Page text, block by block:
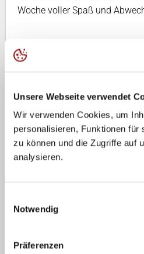
Unsere Webseite verwendet
Wir verwenden Cookies, um
personalisieren, Funktionen für
zu können und die Zugriffe auf
analysieren.
Notwendig
Präferenzen
Woche voller Spaß und
16.-23.08.2015